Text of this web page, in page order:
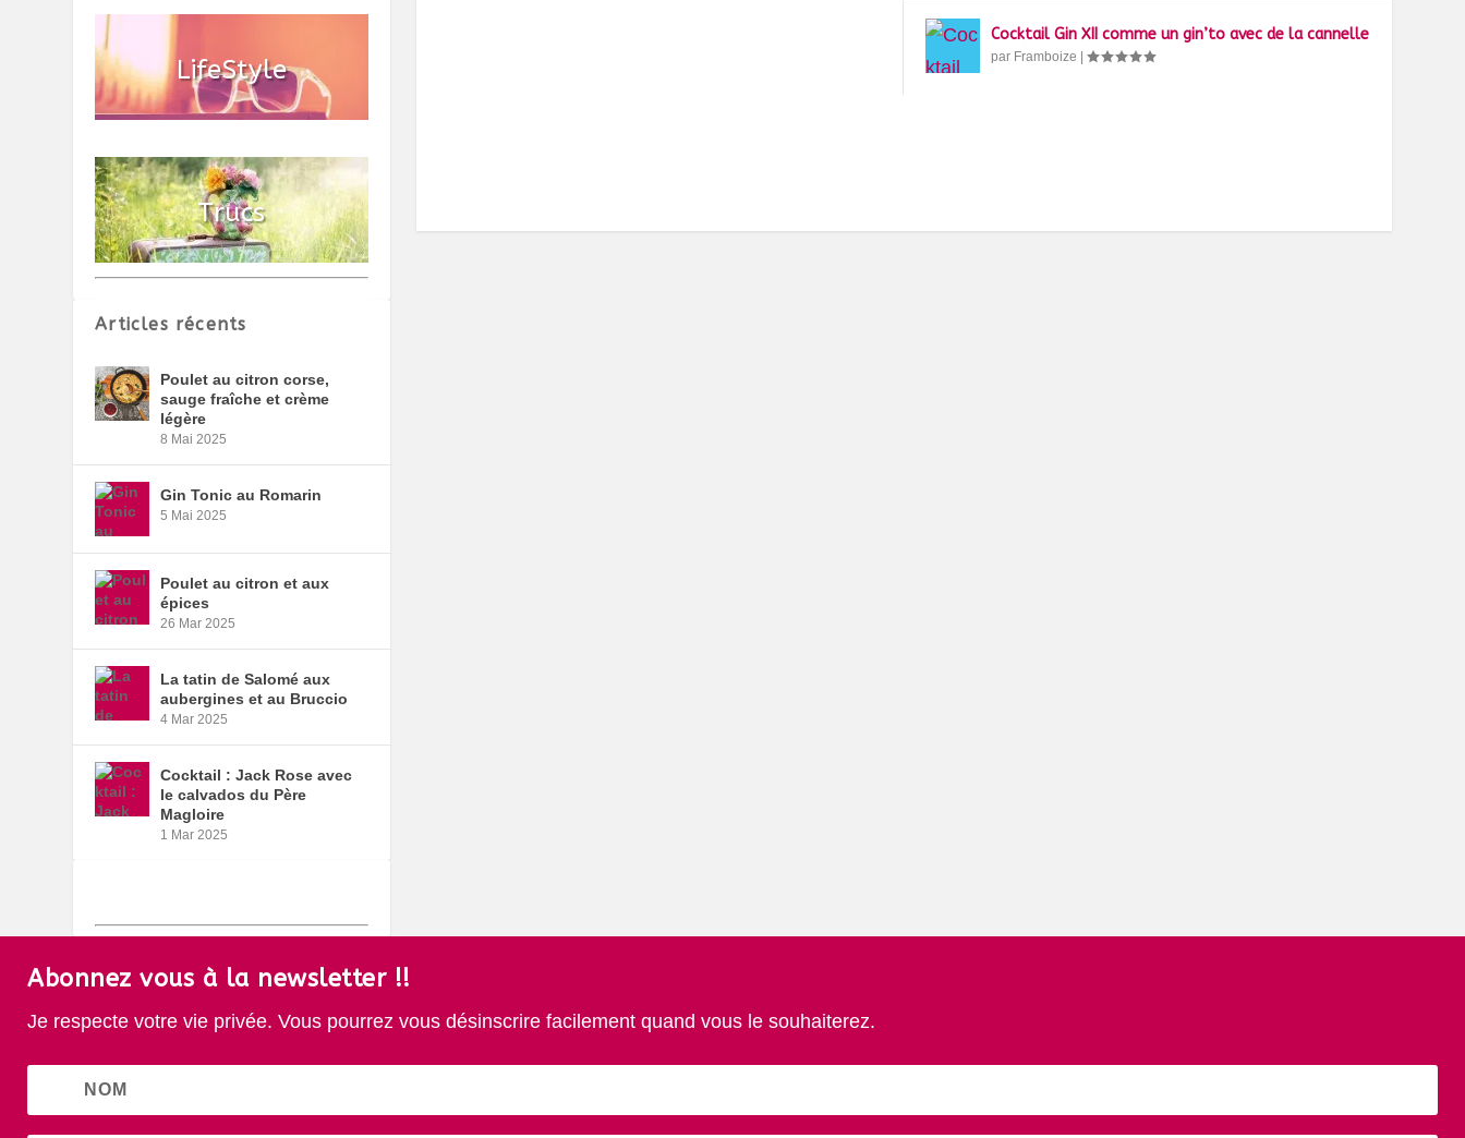
Cocktail Gin XII comme un gin’to avec de la cannelle
par Framboize |
Articles récents
Poulet au citron corse,
sauge fraîche et crème
légère
8 Mai 2025
Gin Tonic au Romarin
5 Mai 2025
Poulet au citron et aux
épices
26 Mar 2025
La tatin de Salomé aux
aubergines et au Bruccio
4 Mar 2025
Cocktail : Jack Rose avec
le calvados du Père
Magloire
1 Mar 2025
Abonnez vous à la newsletter !!
Je respecte votre vie privée. Vous pourrez vous désinscrire facilement quand vous le souhaiterez.